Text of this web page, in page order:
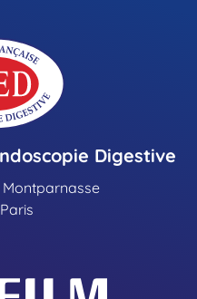
Digestive